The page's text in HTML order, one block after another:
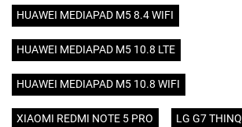
HUAWEI MEDIAPAD M5 8.4 WIFI
HUAWEI MEDIAPAD M5 10.8 LTE
HUAWEI MEDIAPAD M5 10.8 WIFI
XIAOMI REDMI NOTE 5 PRO LG G7 THINQ